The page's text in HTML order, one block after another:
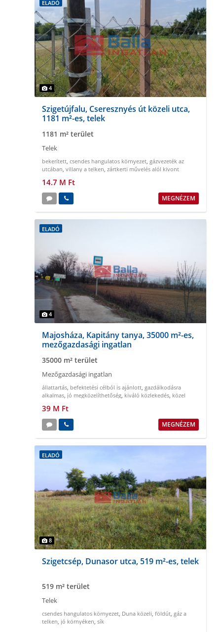
ELADÓ
4
Szigetújfalu, Cseresznyés út közeli utca,
1181 m²-es, telek
1181 m² terület
Telek
bekerített, csendes hangulatos környezet, gázvezeték az
utcában, villany a telken, zártkerti művelés alól kivont
14.7 M Ft
MEGNÉZEM
ELADÓ
4
Majosháza, Kapitány tanya, 35000 m²-es,
mezőgazdasági ingatlan
35000 m² terület
Mezőgazdasági ingatlan
állattartás, befektetési célból is ajánlott, gazdálkodásra
alkalmas, jó megközelíthetőség, kiváló közlekedés, közel
39 M Ft
MEGNÉZEM
ELADÓ
8
Szigetcsép, Dunasor utca, 519 m²-es, telek
519 m² terület
Telek
csendes hangulatos környezet, Duna közeli, földút, gáz a
telken, jó környéken, sík